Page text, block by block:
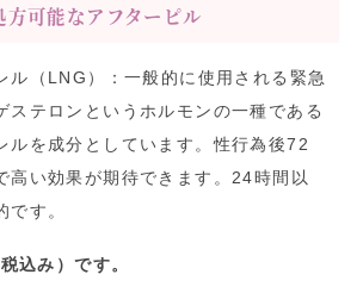
方可能なアフターピル
ル（LNG）：一般的に使用される緊急
ステロンというホルモンの一種である
ルを成分としています。性行為後72
高い効果が期待できます。24時間以
です。
込み）です。